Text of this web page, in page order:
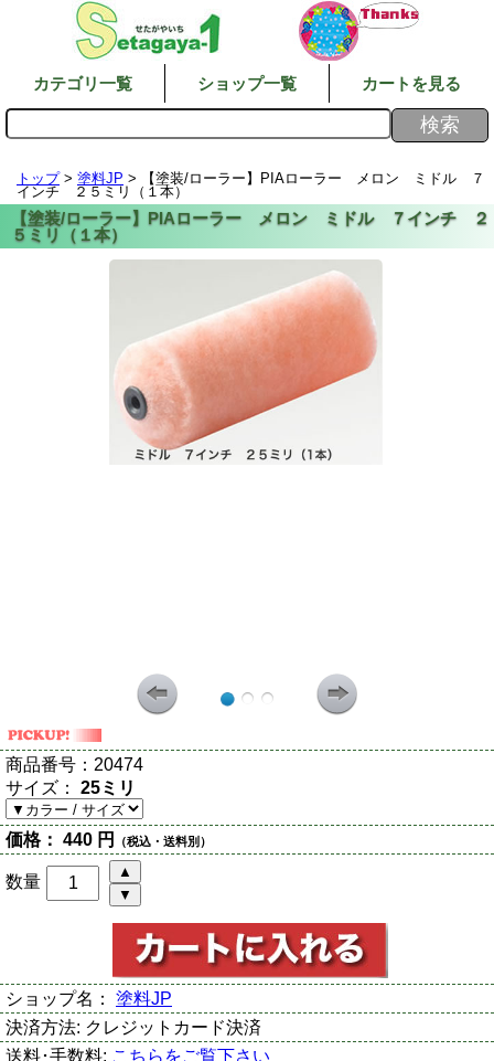
カテゴリ一覧 ショップ一覧 カートを見る
トップ> 塗料JP > 【塗装/ローラー】PIAローラー メロン ミドル ７
インチ ２５ミリ（１本）
商品番号： 20474
サイズ： 25ミリ
価格： 440 円 （税込・送料別）
数量
ショップ名： 塗料JP
決済方法: クレジットカード決済
送料･手数料: こちらをご覧下さい